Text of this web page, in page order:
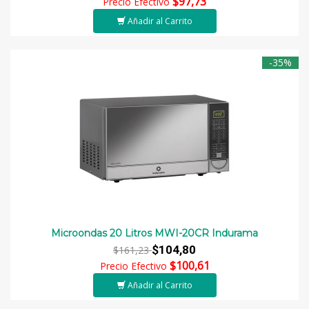
Añadir al Carrito
-35%
Microondas 20 Litros MWI-20CR Indurama
$161,23$104,80
Precio Efectivo $100,61
Añadir al Carrito